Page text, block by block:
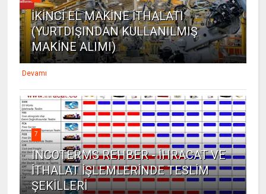
İKİNCİ EL MAKİNE İTHALATI
(YURTDIŞINDAN KULLANILMIŞ
MAKİNE ALIMI)
Devamı
7
INCOTERMS REHBER - İHRACAT VE
İTHALAT İŞLEMLERİNDE TESLİM
ŞEKİLLERİ